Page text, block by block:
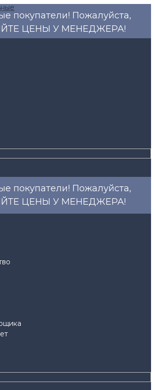
покупатели! Пожалуйста,
ЦЕНЫ У МЕНЕДЖЕРА!
покупатели! Пожалуйста,
ЦЕНЫ У МЕНЕДЖЕРА!